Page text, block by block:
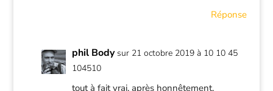
Réponse
phil Body sur 21 octobre 2019 à 10 10 45
104510
tout à fait vrai, après honnêtement,